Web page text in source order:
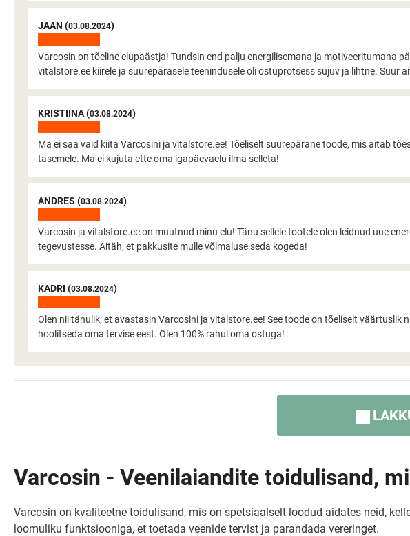
JAAN (03.08.2024)
Varcosin on tõeline elupäästja! Tundsin end palju energilisemana ja motiveeritumana
vitalstore.ee kiirele ja suurepärasele teenindusele oli ostuprotsess sujuv ja lihtne. Suur
KRISTIINA (03.08.2024)
Ma ei saa vaid kiita Varcosini ja vitalstore.ee! Tõeliselt suurepärane toode, mis aitab
tasemele. Ma ei kujuta ette oma igapäevaelu ilma selleta!
ANDRES (03.08.2024)
Varcosin ja vitalstore.ee on muutnud minu elu! Tänu sellele tootele olen leidnud uue
tegevustesse. Aitäh, et pakkusite mulle võimaluse seda kogeda!
KADRI (03.08.2024)
Olen nii tänulik, et avastasin Varcosini ja vitalstore.ee! See toode on tõeliselt väärtuslik
hoolitseda oma tervise eest. Olen 100% rahul oma ostuga!
Varcosin - Veenilaiandite toidulisand,
Varcosin on kvaliteetne toidulisand, mis on spetsiaalselt loodud aidates neid,
loomuliku funktsiooniga, et toetada veenide tervist ja parandada vereringet.